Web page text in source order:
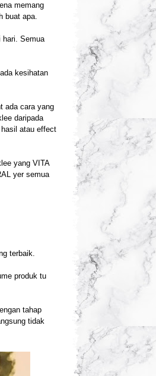
memang
buat apa.
hari. Semua
kesihatan
ada cara yang
daripada
atau effect
yang VITA
yer semua
terbaik.
produk tu
tahap
tidak